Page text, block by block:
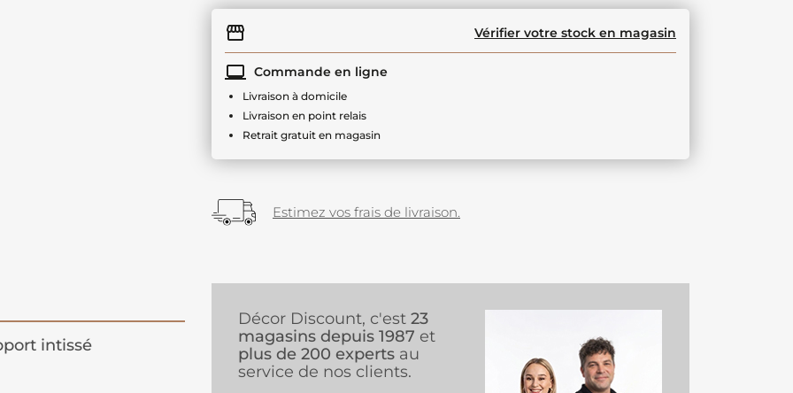
Vérifier votre stock en magasin
Commande en ligne
Livraison à domicile
Livraison en point relais
Retrait gratuit en magasin
Estimez vos frais de livraison.
intissé
Décor Discount, c'est 23
magasins depuis 1987 et
plus de 200 experts au
service de nos clients.